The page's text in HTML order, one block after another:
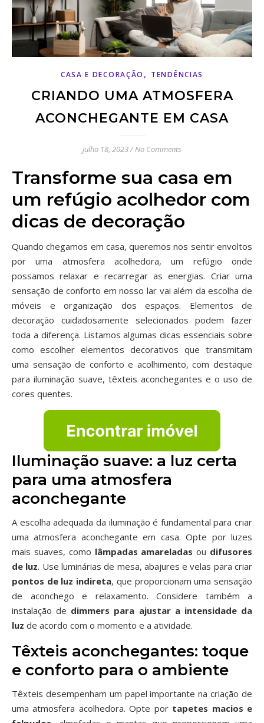
CASA E DECORAÇÃO , TENDÊNCIAS
CRIANDO UMA ATMOSFERA
ACONCHEGANTE EM CASA
julho 18, 2023/No Comments
Transforme sua casa em
um refúgio acolhedor com
dicas de decoração
Quando chegamos em casa, queremos nos sentir envoltos
por uma atmosfera acolhedora, um refúgio onde
possamos relaxar e recarregar as energias. Criar uma
sensação de conforto em nosso lar vai além da escolha de
móveis e organização dos espaços. Elementos de
decoração cuidadosamente selecionados podem fazer
toda a diferença. Listamos algumas dicas essenciais sobre
como escolher elementos decorativos que transmitam
uma sensação de conforto e acolhimento, com destaque
para iluminação suave, têxteis aconchegantes e o uso de
cores quentes.
Iluminação suave: a luz certa
para uma atmosfera
aconchegante
A escolha adequada da iluminação é fundamental para criar
uma atmosfera aconchegante em casa. Opte por luzes
mais suaves, como lâmpadas amareladas ou difusores
de luz. Use luminárias de mesa, abajures e velas para criar
pontos de luz indireta, que proporcionam uma sensação
de aconchego e relaxamento. Considere também a
instalação de dimmers para ajustar a intensidade da
luz de acordo com o momento e a atividade.
Têxteis aconchegantes: toque
e conforto para o ambiente
Têxteis desempenham um papel importante na criação de
uma atmosfera acolhedora. Opte por tapetes macios e